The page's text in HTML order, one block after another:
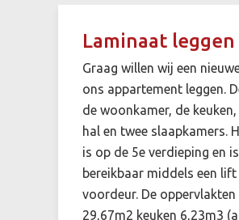
Laminaat leggen
Graag willen wij een
ons appartement leggen.
de woonkamer, de
hal en twee slaapkamers.
is op de 5e verdieping en
bereikbaar middels een
voordeur. De
29,67m2 keuken 6,23m3